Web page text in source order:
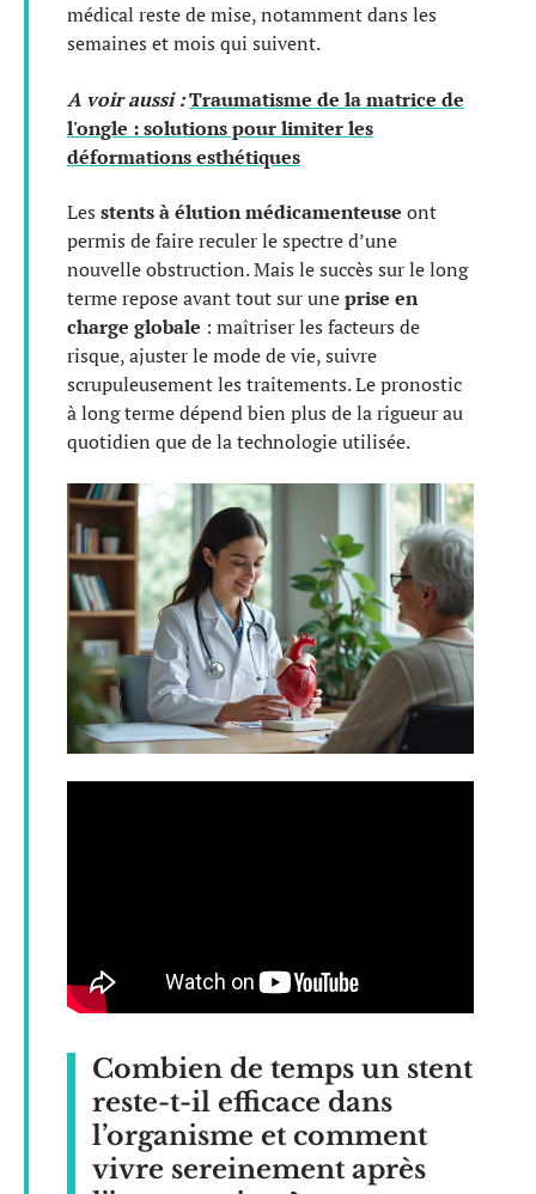
médical reste de mise, notamment dans les
semaines et mois qui suivent.
A voir aussi :Traumatisme de la matrice de
l'ongle : solutions pour limiter les
déformations esthétiques
Les stents à élution médicamenteuse ont
permis de faire reculer le spectre d’une
nouvelle obstruction. Mais le succès sur le long
terme repose avant tout sur uneprise en
charge globale : maîtriser les facteurs de
risque, ajuster le mode de vie, suivre
scrupuleusement les traitements. Le pronostic
à long terme dépend bien plus de la rigueur au
quotidien que de la technologie utilisée.
Combien de temps un stent
reste-t-il efficace dans
l’organisme et comment
vivre sereinement après